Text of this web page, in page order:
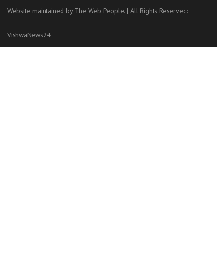
Website maintained by The Web People. | All Rights Reserved:
VishwaNews24